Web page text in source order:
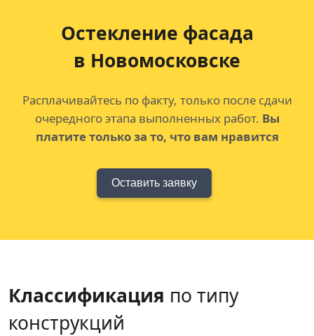
Остекление фасада
в Новомосковске
Расплачивайтесь по факту, только после сдачи
очередного этапа выполненных работ. Вы
платите только за то, что вам нравится
Оставить заявку
Классификация по типу
конструкций